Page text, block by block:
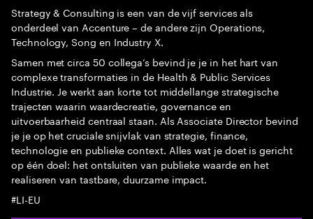
Strategy & Consulting is een van de vijf services als
onderdeel van Accenture – de andere zijn Operations,
Technology, Song en Industry X.
Samen met circa 50 collega’s bevind je je in het hart van
complexe transformaties in de Health & Public Services
Industrie. Je werkt aan korte tot middellange strategische
trajecten waarin waardecreatie, governance en
uitvoerbaarheid centraal staan. Als Associate Director bevind
je je op het cruciale snijvlak van strategie, finance,
technologie en publieke context. Alles wat je doet is gericht
op één doel: het ontsluiten van publieke waarde en het
realiseren van tastbare, duurzame impact.
#LI-EU